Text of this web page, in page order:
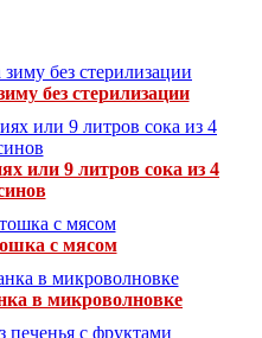
без стерилизации
или 9 литров сока из 4
с мясом
в микроволновке